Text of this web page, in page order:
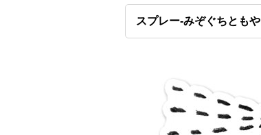
スプレー-みぞぐちともや